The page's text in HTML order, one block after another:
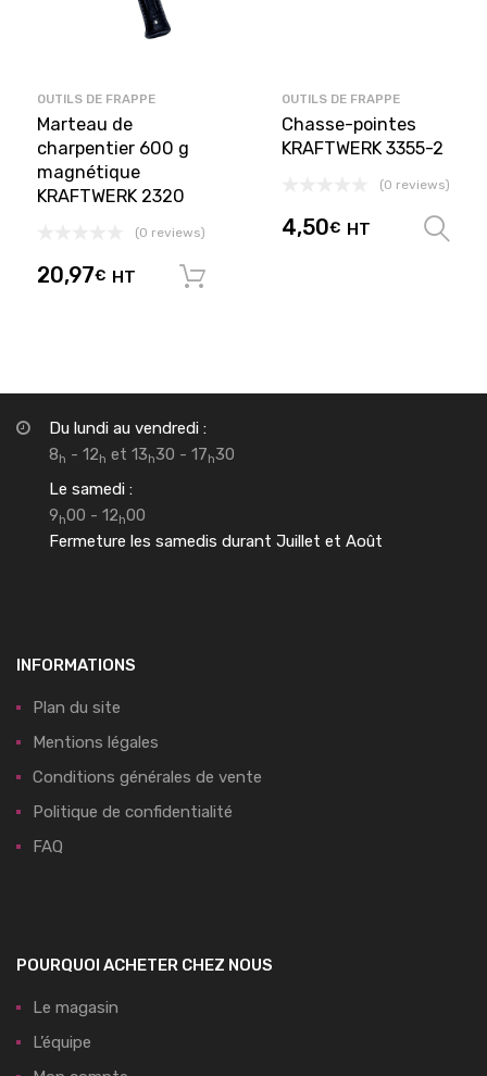
OUTILS DE FRAPPE
Marteau de
charpentier 600 g
magnétique
KRAFTWERK 2320
(0 reviews)
20,97€ HT
OUTILS DE FRAPPE
Chasse-pointes
KRAFTWERK 3355-2
(0 reviews)
4,50€ HT
Du lundi au vendredi :
8h - 12h et 13h30 - 17h30
Le samedi :
9h00 - 12h00
Fermeture les samedis durant Juillet et Août
INFORMATIONS
Plan du site
Mentions légales
Conditions générales de vente
Politique de confidentialité
FAQ
POURQUOI ACHETER CHEZ NOUS
Le magasin
L’équipe